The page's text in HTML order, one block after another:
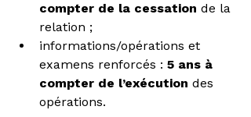
compter de la cessation de la
relation ;
informations/opérations et
examens renforcés : 5 ans à
compter de l’exécution des
opérations.